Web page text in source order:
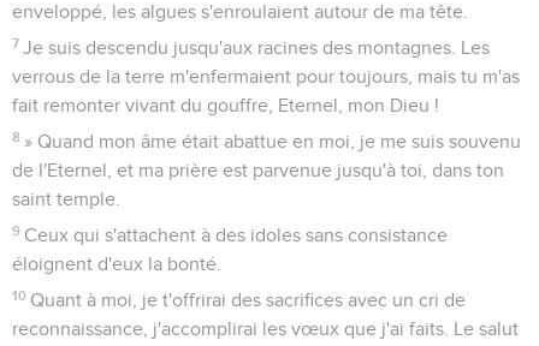
enveloppé, les algues s'enroulaient autour de ma tête.
7 Je suis descendu jusqu'aux racines des montagnes. Les
verrous de la terre m'enfermaient pour toujours, mais tu m'as
fait remonter vivant du gouffre, Eternel, mon Dieu !
8 » Quand mon âme était abattue en moi, je me suis souvenu
de l'Eternel, et ma prière est parvenue jusqu'à toi, dans ton
saint temple.
9 Ceux qui s'attachent à des idoles sans consistance
éloignent d'eux la bonté.
10 Quant à moi, je t'offrirai des sacrifices avec un cri de
reconnaissance, j'accomplirai les vœux que j'ai faits. Le salut